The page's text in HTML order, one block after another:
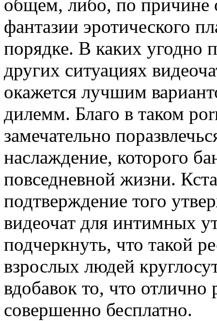
общем, либо, по причине
фантазии эротического
порядке. В каких угодно
других ситуациях
окажется лучшим
дилемм. Благо в таком
замечательно
наслаждение, которого
повседневной жизни.
подтверждение того
видеочат для интимных
подчеркнуть, что такой
взрослых людей
вдобавок то, что отлично
совершенно бесплатно.